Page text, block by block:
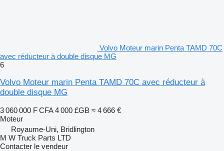
Volvo Moteur marin Penta TAMD 70C
avec réducteur à double disque MG
6
Volvo Moteur marin Penta TAMD 70C avec réducteur à
double disque MG
3 060 000 F CFA 4 000 £GB ≈ 4 666 €
Moteur
Royaume-Uni, Bridlington
M W Truck Parts LTD
Contacter le vendeur